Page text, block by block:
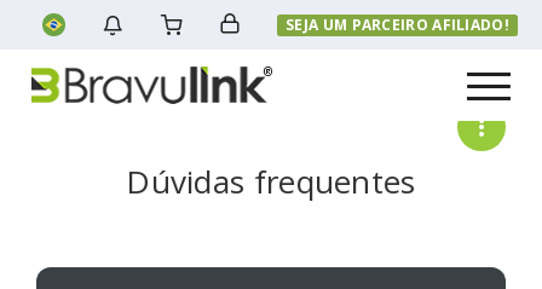
SEJA UM PARCEIRO AFILIADO!
Menu
Dúvidas frequentes